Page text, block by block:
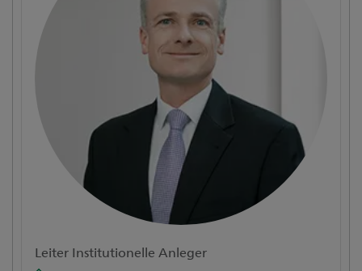
Leiter Institutionelle Anleger